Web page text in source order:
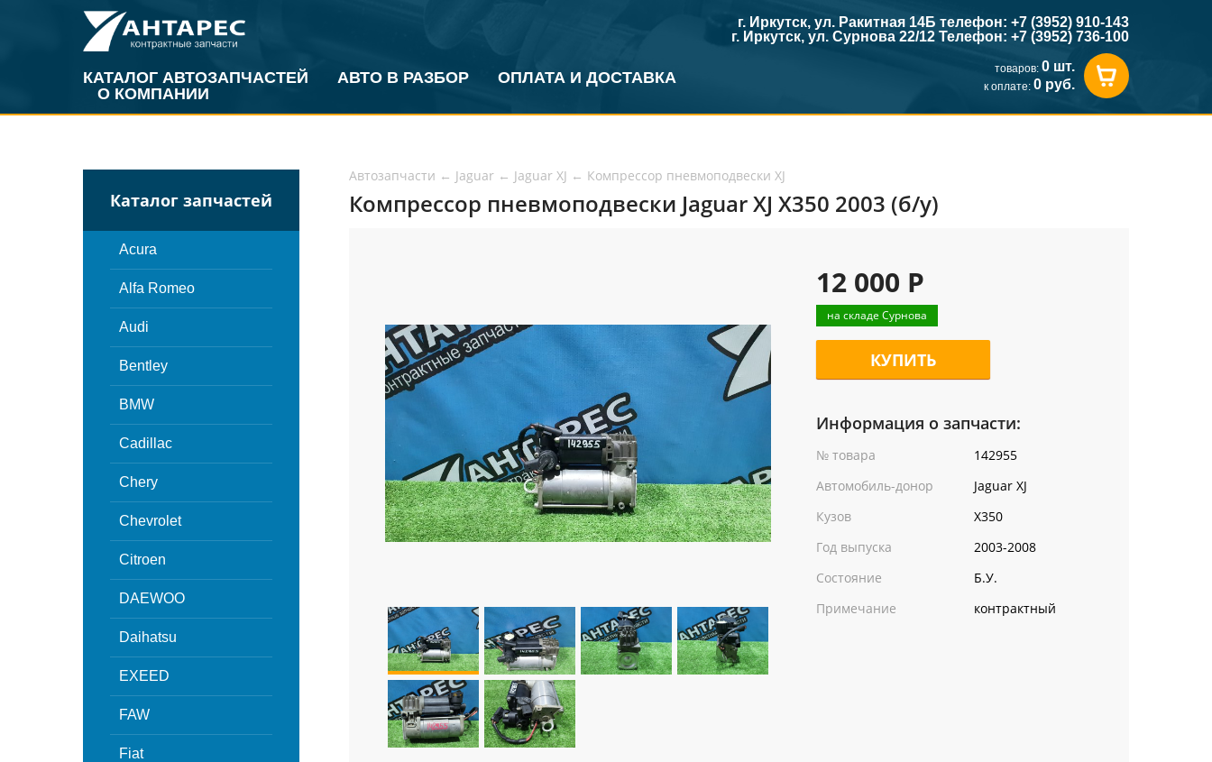
КАТАЛОГ АВТОЗАПЧАСТЕЙ АВТО В РАЗБОР
ОПЛАТА И ДОСТАВКА
О КОМПАНИИ
г. Иркутск, ул. Ракитная 14Б телефон: +7 (3952) 910-143
г. Иркутск, ул. Сурнова 22/12 Телефон: +7 (3952) 736-100
товаров: 0 шт.
к оплате: 0 руб.
Каталог запчастей
Acura
Alfa Romeo
Audi
Bentley
BMW
Cadillac
Chery
Chevrolet
Citroen
DAEWOO
Daihatsu
EXEED
FAW
Fiat
Автозапчасти ← Jaguar ← Jaguar XJ ← Компрессор пневмоподвески XJ
Компрессор пневмоподвески Jaguar XJ X350 2003 (б/у)
12 000 Р
на складе Сурнова
КУПИТЬ
Информация о запчасти:
№ товара
142955
Автомобиль-донор
Jaguar XJ
Кузов
X350
Год выпуска
2003-2008
Состояние
Б.У.
Примечание
контрактный